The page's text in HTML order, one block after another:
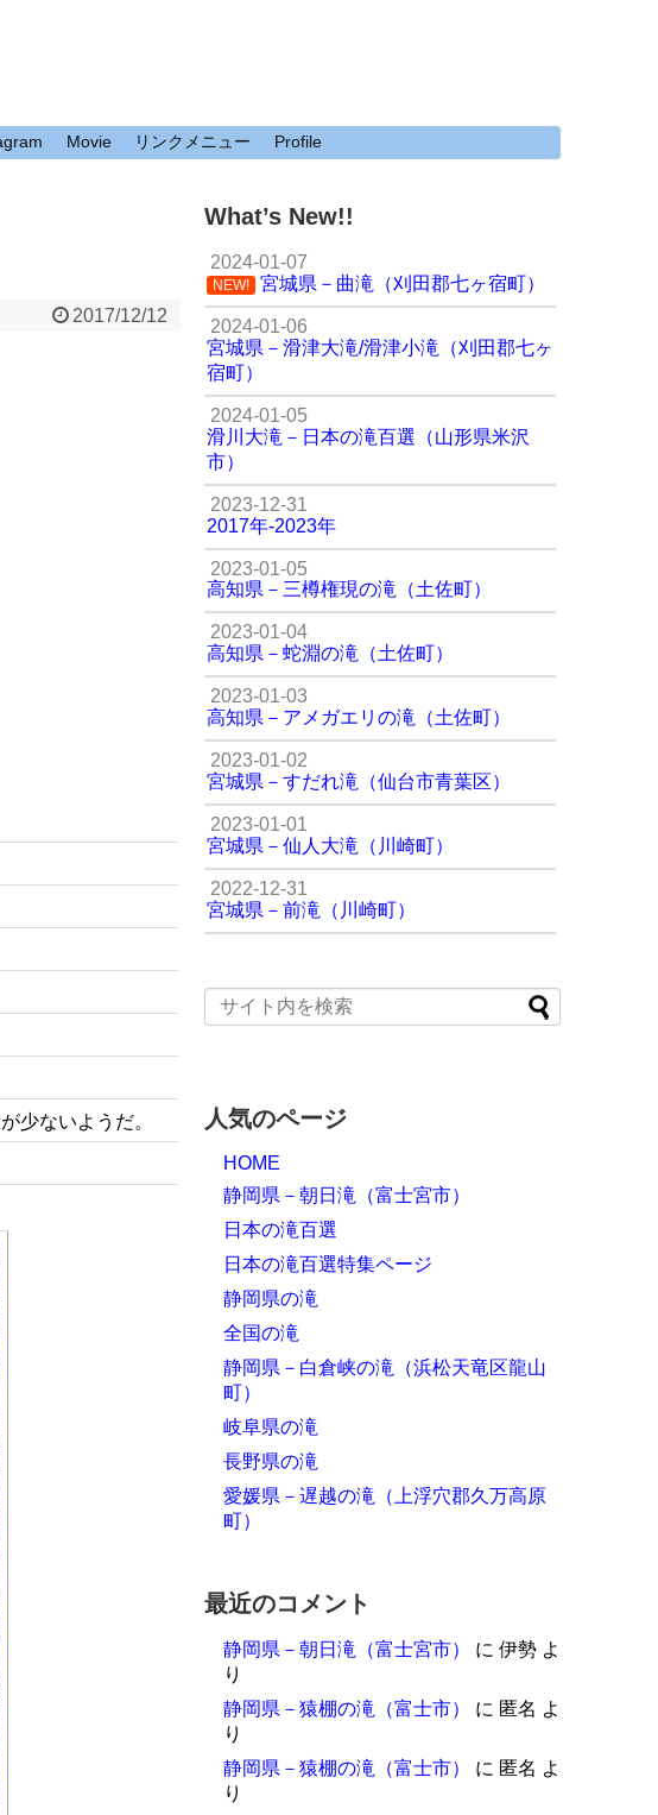
Movie リンクメニュー Profile
2017/12/12
少ないようだ。
What’s New!!
2024-01-07
NEW! 宮城県－曲滝（刈田郡七ヶ宿町）
2024-01-06
宮城県－滑津大滝/滑津小滝（刈田郡七ヶ
宿町）
2024-01-05
滑川大滝－日本の滝百選（山形県米沢
市）
2023-12-31
2017年-2023年
2023-01-05
高知県－三樽権現の滝（土佐町）
2023-01-04
高知県－蛇淵の滝（土佐町）
2023-01-03
高知県－アメガエリの滝（土佐町）
2023-01-02
宮城県－すだれ滝（仙台市青葉区）
2023-01-01
宮城県－仙人大滝（川崎町）
2022-12-31
宮城県－前滝（川崎町）
人気のページ
HOME
静岡県－朝日滝（富士宮市）
日本の滝百選
日本の滝百選特集ページ
静岡県の滝
全国の滝
静岡県－白倉峡の滝（浜松天竜区龍山
町）
岐阜県の滝
長野県の滝
愛媛県－遅越の滝（上浮穴郡久万高原
町）
最近のコメント
静岡県－朝日滝（富士宮市） に 伊勢 よ
り
静岡県－猿棚の滝（富士市）
に 匿名 よ
り
静岡県－猿棚の滝（富士市）
に 匿名 よ
り